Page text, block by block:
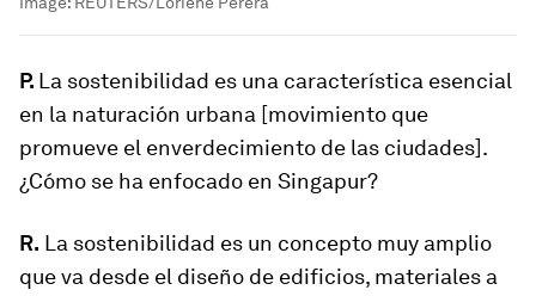
P. La sostenibilidad es una característica esencial
en la naturación urbana [movimiento que
promueve el enverdecimiento de las ciudades].
¿Cómo se ha enfocado en Singapur?
R. La sostenibilidad es un concepto muy amplio
que va desde el diseño de edificios, materiales a